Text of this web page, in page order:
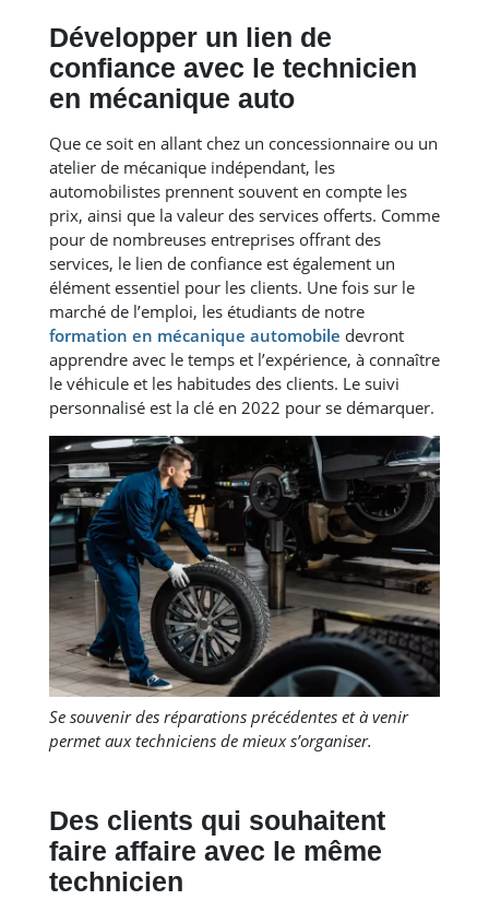
Développer un lien de
confiance avec le technicien
en mécanique auto
Que ce soit en allant chez un concessionnaire ou un
atelier de mécanique indépendant, les
automobilistes prennent souvent en compte les
prix, ainsi que la valeur des services offerts. Comme
pour de nombreuses entreprises offrant des
services, le lien de confiance est également un
élément essentiel pour les clients. Une fois sur le
marché de l’emploi, les étudiants de notre
formation en mécanique automobile devront
apprendre avec le temps et l’expérience, à connaître
le véhicule et les habitudes des clients. Le suivi
personnalisé est la clé en 2022 pour se démarquer.
Se souvenir des réparations précédentes et à venir
permet aux techniciens de mieux s’organiser.
Des clients qui souhaitent
faire affaire avec le même
technicien